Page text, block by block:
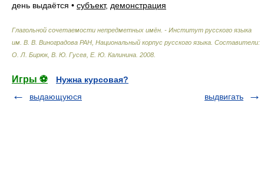
день выдаётся • субъект, демонстрация
Глагольной сочетаемости непредметных имён. - Институт русского языка
им. В. В. Виноградова РАН, Национальный корпус русского языка Составители:
О. Л. Бирюк, В. Ю. Гусев, Е. Ю. Калинина 2008
Игры ⚽
Нужна курсовая?
выдающуюся
выдвигать